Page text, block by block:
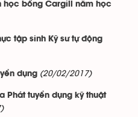
học bổng Cargill năm học
tập sinh Kỹ sư tự động
dụng (20/02/2017)
Phát tuyển dụng kỹ thuật